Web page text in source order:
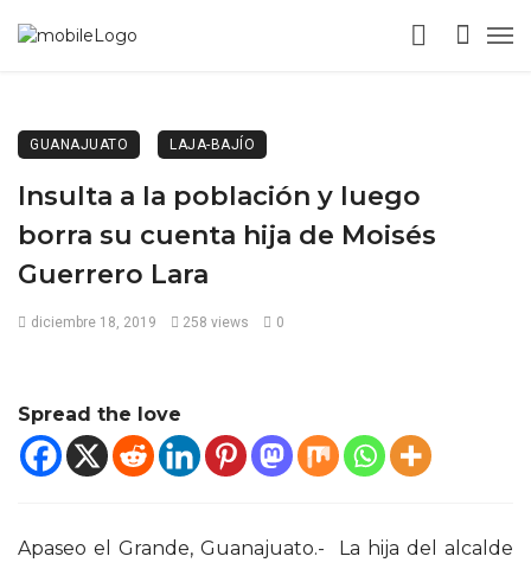
GUANAJUATO LAJA-BAJÍO
Insulta a la población y luego
borra su cuenta hija de Moisés
Guerrero Lara
diciembre 18, 2019 258 views 0
Spread the love
Apaseo el Grande, Guanajuato.- La hija del alcalde